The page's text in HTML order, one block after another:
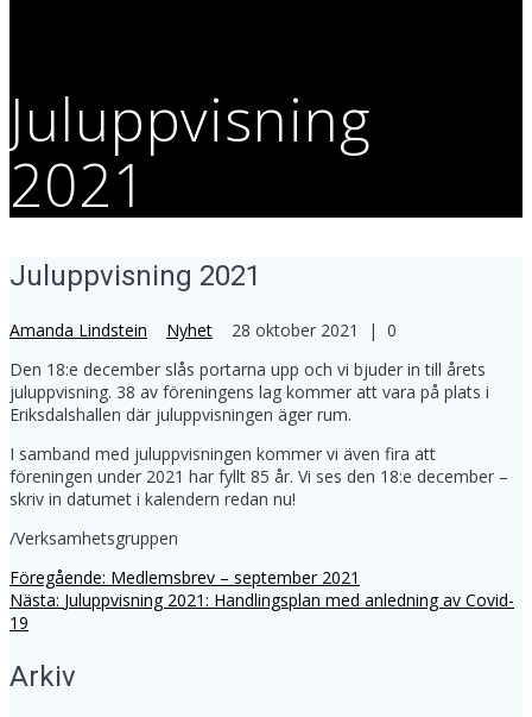
Juluppvisning
2021
Juluppvisning 2021
Amanda Lindstein Nyhet 28 oktober 2021 | 0
Den 18:e december slås portarna upp och vi bjuder in till årets
juluppvisning. 38 av föreningens lag kommer att vara på plats i
Eriksdalshallen där juluppvisningen äger rum.
I samband med juluppvisningen kommer vi även fira att
föreningen under 2021 har fyllt 85 år. Vi ses den 18:e december –
skriv in datumet i kalendern redan nu!
/Verksamhetsgruppen
Inläggsnavigering
Föregående: Föregående
inlägg:
Medlemsbrev – september 2021
Nästa: Nästa
Juluppvisning 2021: Handlingsplan med anledning av Covid-
19
Arkiv